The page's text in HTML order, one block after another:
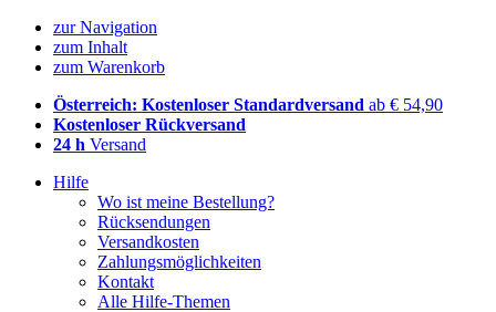
zur Navigation
zum Inhalt
zum Warenkorb
Österreich: Kostenloser Standardversand ab € 54,90
Kostenloser Rückversand
24 h Versand
Hilfe
Wo ist meine Bestellung?
Rücksendungen
Versandkosten
Zahlungsmöglichkeiten
Kontakt
Alle Hilfe-Themen